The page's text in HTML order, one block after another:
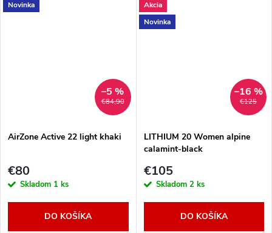
ďalšími šikovnosťami pre tvoje
pohodlie tam vonku. Objem 22
Novinka
€84,90
–5 %
AirZone Active 22 light khaki
€80
Skladom 1 ks
DO KOŠÍKA
Akcia
Novinka
€125
–16 %
LITHIUM 20 Women alpine
calamint-black
€105
Skladom 2 ks
DO KOŠÍKA